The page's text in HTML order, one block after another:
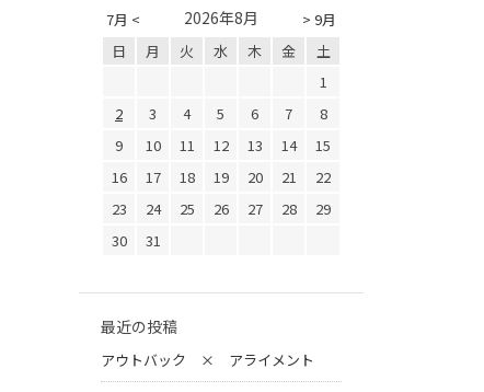
7月 < > 9月
2026年8月
日 月 火 水 木 金
土
1
2
3 4 5 6 7
8
9
10 11 12 13 14
15
16
17 18 19 20 21
22
23
24 25 26 27 28
29
30
31
最近の投稿
アウトバック × アライメント